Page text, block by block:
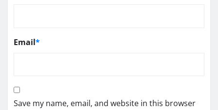
Email*
Save my name, email, and website in this browser